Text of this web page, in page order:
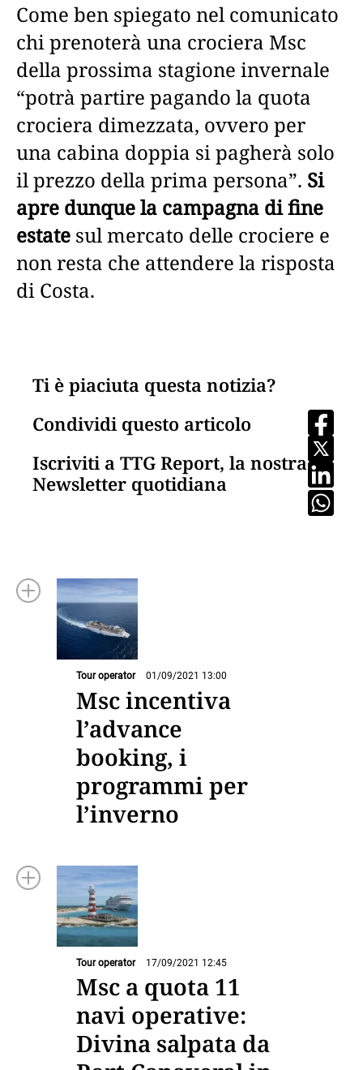
Come ben spiegato nel comunicato
chi prenoterà una crociera Msc
della prossima stagione invernale
“potrà partire pagando la quota
crociera dimezzata, ovvero per
una cabina doppia si pagherà solo
il prezzo della prima persona”. Si
apre dunque la campagna di fine
estate sul mercato delle crociere e
non resta che attendere la risposta
di Costa.
Ti è piaciuta questa notizia?
Condividi questo articolo
Iscriviti a TTG Report, la nostra
Newsletter quotidiana
Tour operator 01/09/2021 13:00
Msc incentiva
l’advance
booking, i
programmi per
l’inverno
Tour operator 17/09/2021 12:45
Msc a quota 11
navi operative:
Divina salpata da